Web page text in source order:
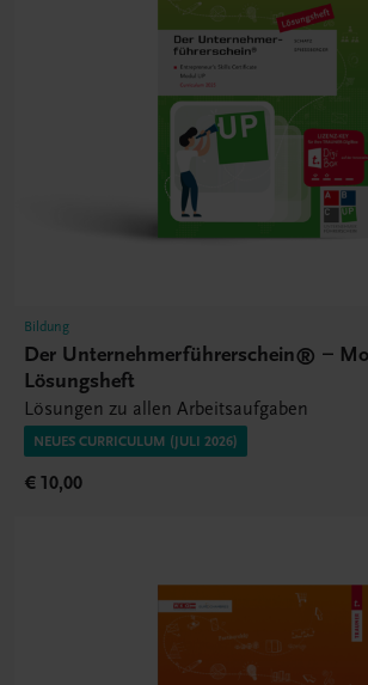
Bildung
Der Unternehmerführerschein® –
Lösungsheft
Lösungen zu allen Arbeitsaufgaben
NEUES CURRICULUM (JULI 2026)
€ 10,00